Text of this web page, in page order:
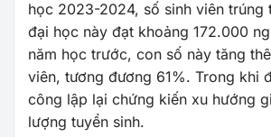
học 2023-2024, số sinh viên trúng
đại học này đạt khoảng 172.000
năm học trước, con số này tăng
viên, tương đương 61%. Trong khi
công lập lại chứng kiến xu hướng
lượng tuyển sinh.